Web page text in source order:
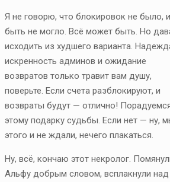
Я не говорю, что блокировок не было, и
быть не могло. Всё может быть. Но
исходить из худшего варианта.
искренность админов и ожидание
возвратов только травит вам душу,
поверьте. Если счета разблокируют, и
возвраты будут — отлично!
этому подарку судьбы. Если нет — ну,
этого и не ждали, нечего плакаться.
Ну, всё, кончаю этот некролог.
Альфу добрым словом, всплакнули над